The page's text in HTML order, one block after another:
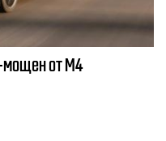
мощен от М4